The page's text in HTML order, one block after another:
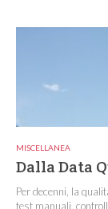
MISCELLANEA
Dalla Data
Per decenni, la
test manuali,